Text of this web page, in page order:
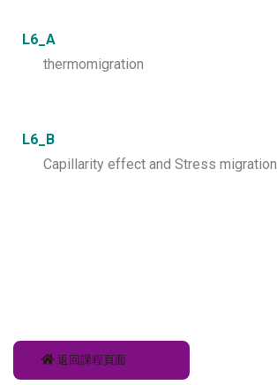
L6_A
thermomigration
L6_B
Capillarity effect and Stress migration
返回課程頁面